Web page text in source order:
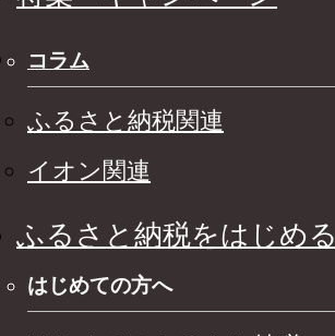
コラム
ふるさと納税関連
イオン関連
ふるさと納税をはじめる
はじめての方へ